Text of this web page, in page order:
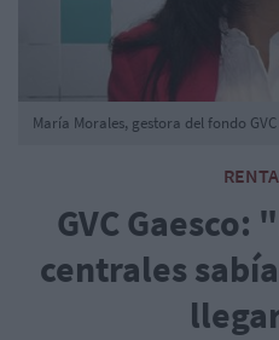
GVC Gaesco:
centrales
María Morales, gestora del fondo